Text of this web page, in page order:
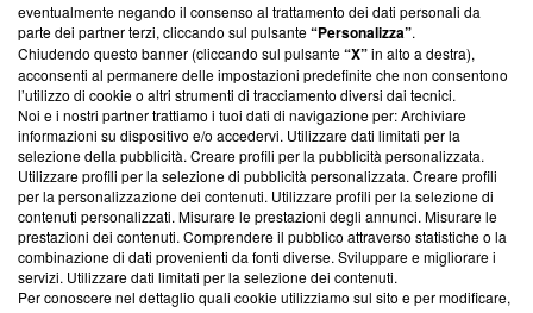
Su di noi
Team editoriale
Corporate
Redazione
Informativa Privacy
Cookie Policy
Blasting SA, IDI CHE-247.845.224, Via Carlo Frasca, 3 - 6900
eventualmente negando il consenso al trattamento dei dati personali da
parte dei partner terzi, cliccando sul pulsante“Personalizza”.
Chiudendo questo banner (cliccando sul pulsante“X”in alto a destra),
acconsenti al permanere delle impostazioni predefinite che non consentono
l’utilizzo di cookie o altri strumenti di tracciamento diversi dai tecnici.
Noi e i nostri partner trattiamo i tuoi dati di navigazione per: Archiviare
informazioni su dispositivo e/o accedervi. Utilizzare dati limitati per la
selezione della pubblicità. Creare profili per la pubblicità personalizzata.
Utilizzare profili per la selezione di pubblicità personalizzata. Creare profili
per la personalizzazione dei contenuti. Utilizzare profili per la selezione di
contenuti personalizzati. Misurare le prestazioni degli annunci. Misurare le
prestazioni dei contenuti. Comprendere il pubblico attraverso statistiche o la
combinazione di dati provenienti da fonti diverse. Sviluppare e migliorare i
servizi. Utilizzare dati limitati per la selezione dei contenuti.
Per conoscere nel dettaglio quali cookie utilizziamo sul sito e per modificare,